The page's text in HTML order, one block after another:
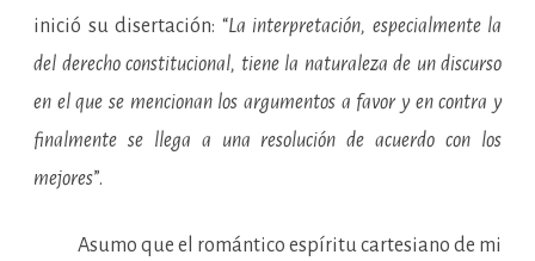
inició su disertación: “La interpretación, especialmente la
del derecho constitucional, tiene la naturaleza de un discurso
en el que se mencionan los argumentos a favor y en contra y
finalmente se llega a una resolución de acuerdo con los
mejores”.
Asumo que el romántico espíritu cartesiano de mi